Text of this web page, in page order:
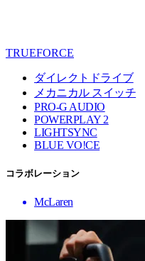
TRUEFORCE
ダイレクトドライブ
メカニカル スイッチ
PRO-G AUDIO
POWERPLAY 2
LIGHTSYNC
BLUE VO!CE
コラボレーション
McLaren